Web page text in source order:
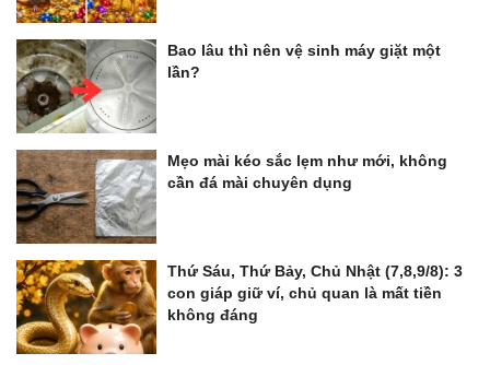
Bao lâu thì nên vệ sinh máy giặt một
lần?
Mẹo mài kéo sắc lẹm như mới, không
cần đá mài chuyên dụng
Thứ Sáu, Thứ Bảy, Chủ Nhật (7,8,9/8): 3
con giáp giữ ví, chủ quan là mất tiền
không đáng